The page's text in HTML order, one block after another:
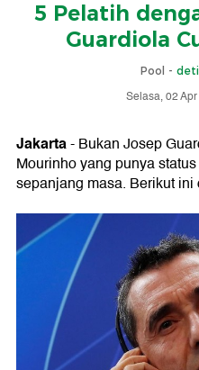
5 Pelatih
Guardiola
Pool -
Selasa, 02
Jakarta- Bukan Josep
Mourinho yang punya
sepanjang masa. Berikut